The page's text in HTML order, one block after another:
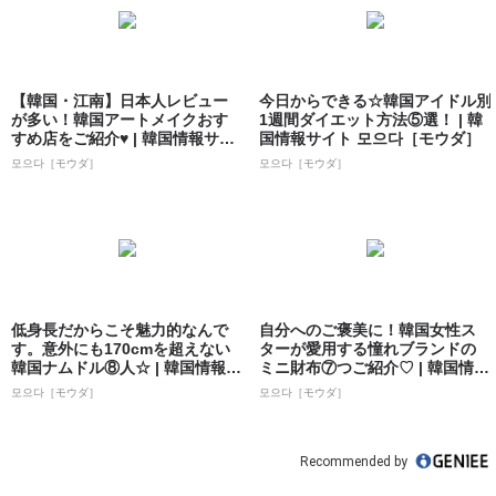
【韓国・江南】日本人レビュー
が多い！韓国アートメイクおす
すめ店をご紹介♥ | 韓国情報サイ
ト 모으...
모으다［モウダ］
今日からできる☆韓国アイドル別
1週間ダイエット方法⑤選！ | 韓
国情報サイト 모으다［モウダ］
모으다［モウダ］
低身長だからこそ魅力的なんで
す。意外にも170cmを超えない
韓国ナムドル⑧人☆ | 韓国情報サ
イト...
모으다［モウダ］
自分へのご褒美に！韓国女性ス
ターが愛用する憧れブランドの
ミニ財布⑦つご紹介♡ | 韓国情報
サイト ...
모으다［モウダ］
Recommended by